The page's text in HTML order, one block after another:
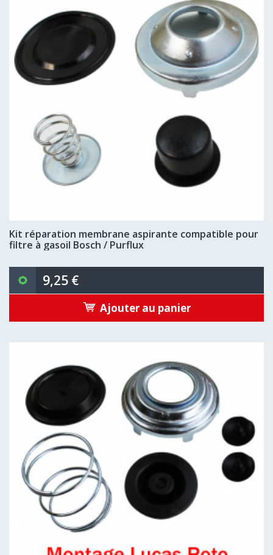
Kit réparation membrane aspirante compatible pour
filtre à gasoil Bosch / Purflux
9,25 €
Ajouter au panier